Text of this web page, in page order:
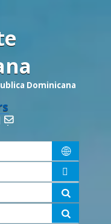
Dominicana




